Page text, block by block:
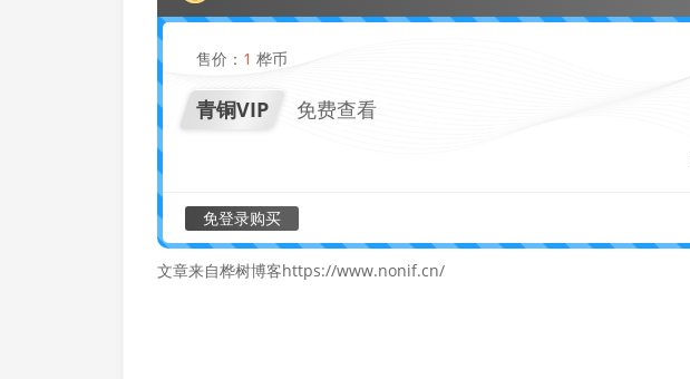
售价： 1 桦币
青铜VIP 免费查看
免登录购买
文章来自桦树博客https://www.nonif.cn/